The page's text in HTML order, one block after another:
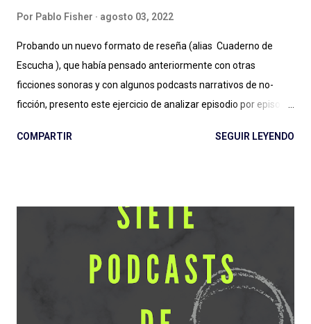
Por Pablo Fisher agosto 03, 2022
Probando un nuevo formato de reseña (alias Cuaderno de
Escucha ), que había pensado anteriormente con otras
ficciones sonoras y con algunos podcasts narrativos de no-
ficción, presento este ejercicio de analizar episodio por episodio
grande de Podium Podcast para 2022 y el regreso al guión de
partes, recordando la recomendación de escuchar antes los
también para evitar spoilers que trataré (en lo posible) de no
cometer. Escuchar: Web , Spotify , otras . Episodio 1: La Plaga
Me chocó de entrada que sea otra serie de ficción sobre
pandemias . Siento que necesitamos un respiro (de la
COMPARTIR SEGUIR LEYENDO